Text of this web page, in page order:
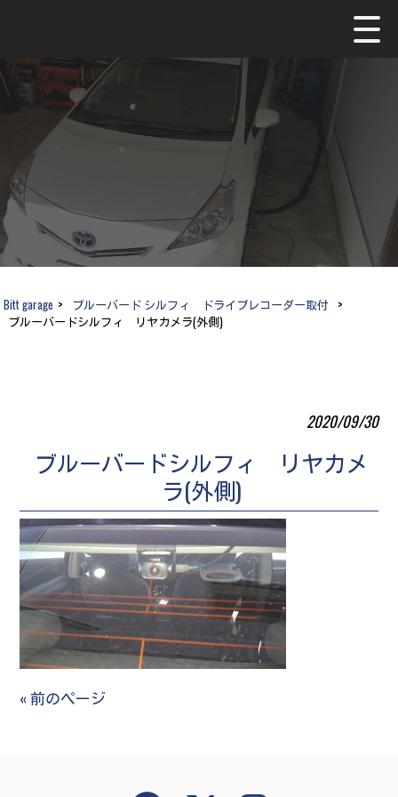
Bitt garage > ブルーバード シルフィ ドライブレコーダー取付 >
ブルーバードシルフィ リヤカメラ(外側)
2020/09/30
ブルーバードシルフィ リヤカメ
ラ(外側)
« 前のページ